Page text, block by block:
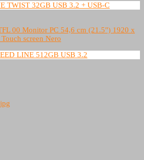
TWIST 32GB USB 3.2 + USB-C
LINE 512GB USB 3.2